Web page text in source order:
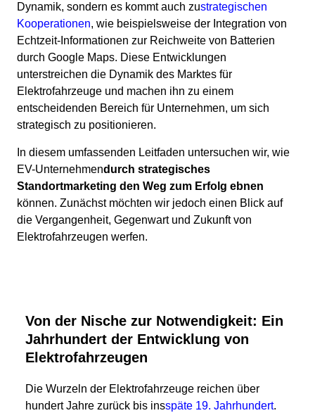
Dynamik, sondern es kommt auch zustrategischen
Kooperationen, wie beispielsweise der Integration von
Echtzeit-Informationen zur Reichweite von Batterien
durch Google Maps. Diese Entwicklungen
unterstreichen die Dynamik des Marktes für
Elektrofahrzeuge und machen ihn zu einem
entscheidenden Bereich für Unternehmen, um sich
strategisch zu positionieren.
In diesem umfassenden Leitfaden untersuchen wir, wie
EV-Unternehmendurch strategisches
Standortmarketing den Weg zum Erfolg ebnen
können. Zunächst möchten wir jedoch einen Blick auf
die Vergangenheit, Gegenwart und Zukunft von
Elektrofahrzeugen werfen.
Von der Nische zur Notwendigkeit: Ein
Jahrhundert der Entwicklung von
Elektrofahrzeugen
Die Wurzeln der Elektrofahrzeuge reichen über
hundert Jahre zurück bis insspäte 19. Jahrhundert.